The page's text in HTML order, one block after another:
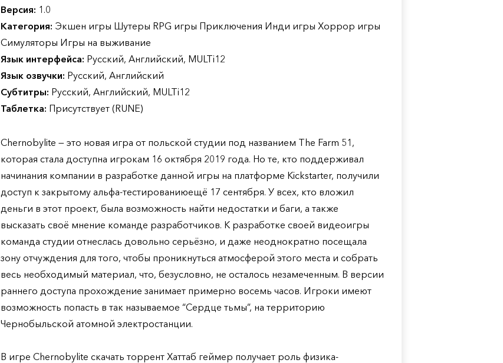
Версия: 1.0
Категория: Экшен игры Шутеры RPG игры Приключения Инди игры Хоррор игры
Симуляторы Игры на выживание
Язык интерфейса: Русский, Английский, MULTi12
Язык озвучки: Русский, Английский
Субтитры: Русский, Английский, MULTi12
Таблетка: Присутствует (RUNE)
Chernobylite — это новая игра от польской студии под названием The Farm 51,
которая стала доступна игрокам 16 октября 2019 года. Но те, кто поддерживал
начинания компании в разработке данной игры на платформе Kickstarter, получили
доступ к закрытому альфа-тестированиюещё 17 сентября. У всех, кто вложил
деньги в этот проект, была возможность найти недостатки и баги, а также
высказать своё мнение команде разработчиков. К разработке своей видеоигры
команда студии отнеслась довольно серьёзно, и даже неоднократно посещала
зону отчуждения для того, чтобы проникнуться атмосферой этого места и собрать
весь необходимый материал, что, безусловно, не осталось незамеченным. В версии
раннего доступа прохождение занимает примерно восемь часов. Игроки имеют
возможность попасть в так называемое “Сердце тьмы”, на территорию
Чернобыльской атомной электростанции.
В игре Chernobylite скачать торрент Хаттаб геймер получает роль физика-